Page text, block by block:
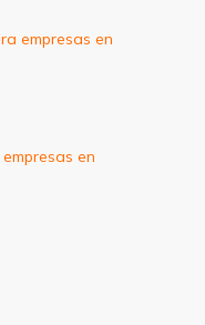
empresas en
en